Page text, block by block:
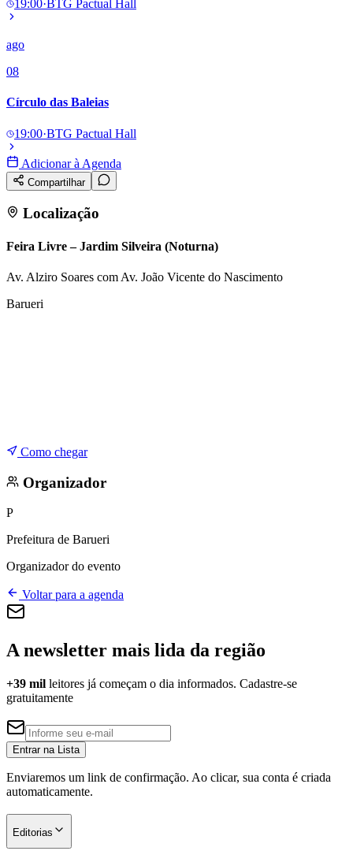
19:00· BTG Pactual Hall
ago
08
Círculo das Baleias
19:00·BTG Pactual Hall
Adicionar à Agenda
Compartilhar
Localização
Feira Livre – Jardim Silveira (Noturna)
Av. Alziro Soares com Av. João Vicente do Nascimento
Barueri
Como chegar
Organizador
P
Prefeitura de Barueri
Organizador do evento
Voltar para a agenda
A newsletter mais lida da região
+39 mil leitores já começam o dia informados. Cadastre-se
gratuitamente
Entrar na Lista
Enviaremos um link de confirmação. Ao clicar, sua conta é criada
automaticamente.
Editorias